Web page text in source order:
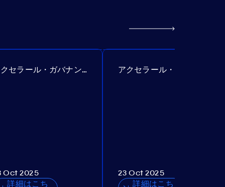
アクセラール・ガバナンス提案№385
Oct 2025
詳細はこち
23 Oct 2025
詳細はこち